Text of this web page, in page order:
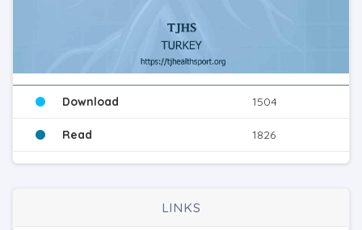
Download 1504
Read 1826
LINKS